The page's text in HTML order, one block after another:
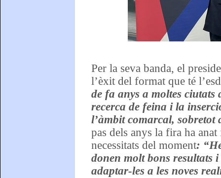
Per la seva banda, el
l’èxit del format que té
de fa anys a moltes
recerca de feina i la
l’àmbit comarcal, sobretot
pas dels anys la fira ha
necessitats del moment:
donen molt bons
adaptar-les a les noves